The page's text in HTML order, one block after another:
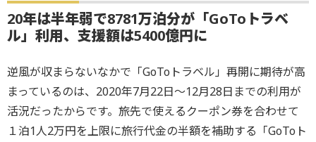
20年は半年弱で8781万泊分が「GoToトラベ
ル」利用、支援額は5400億円に
逆風が収まらないなかで「GoToトラベル」再開に期待が高
まっているのは、2020年7月22日～12月28日までの利用が
活況だったからです。旅先で使えるクーポン券を合わせて
１泊1人2万円を上限に旅行代金の半額を補助する「GoToト